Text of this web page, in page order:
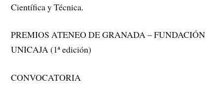
Científica y Técnica.
PREMIOS ATENEO DE GRANADA – FUNDACIÓN
UNICAJA (1ª edición)
CONVOCATORIA